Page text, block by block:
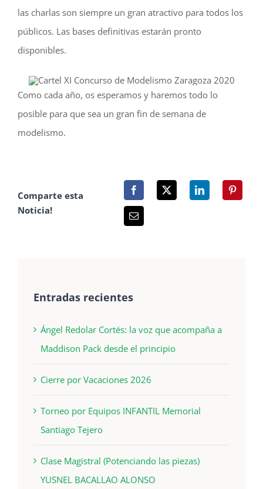
las charlas son siempre un gran atractivo para todos los
públicos. Las bases definitivas estarán pronto
disponibles.
Como cada año, os esperamos y haremos todo lo
posible para que sea un gran fin de semana de
modelismo.
Comparte esta
Noticia!
Entradas recientes
Ángel Redolar Cortés: la voz que acompaña a
Maddison Pack desde el principio
Cierre por Vacaciones 2026
Torneo por Equipos INFANTIL Memorial
Santiago Tejero
Clase Magistral (Potenciando las piezas)
YUSNEL BACALLAO ALONSO